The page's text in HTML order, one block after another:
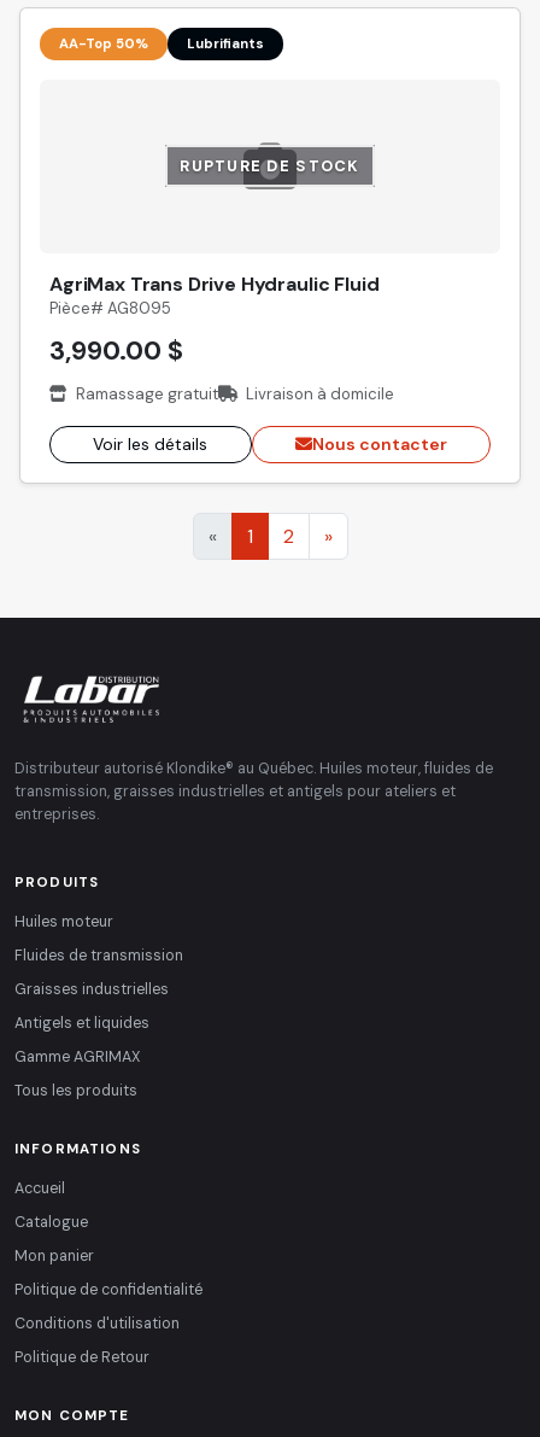
AA-Top 50% Lubrifiants
RUPTURE DE STOCK
AgriMax Trans Drive Hydraulic Fluid
Pièce# AG8095
3,990.00 $
Ramassage gratuit Livraison à domicile
Voir les détails Nous contacter
« 1 2 »
Distributeur autorisé Klondike® au Québec. Huiles moteur, fluides de
transmission, graisses industrielles et antigels pour ateliers et
entreprises.
PRODUITS
Huiles moteur
Fluides de transmission
Graisses industrielles
Antigels et liquides
Gamme AGRIMAX
Tous les produits
INFORMATIONS
Accueil
Catalogue
Mon panier
Politique de confidentialité
Conditions d'utilisation
Politique de Retour
MON COMPTE